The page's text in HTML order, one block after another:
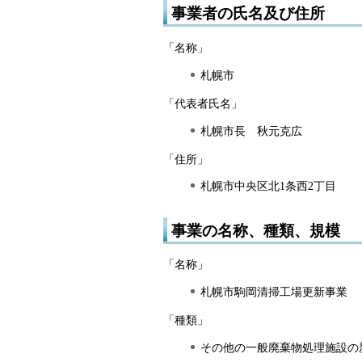
事業者の氏名及び住所
「名称」
札幌市
「代表者氏名」
札幌市長 秋元克広
「住所」
札幌市中央区北1条西2丁目
事業の名称、種類、規模
「名称」
札幌市駒岡清掃工場更新事業
「種類」
その他の一般廃棄物処理施設の